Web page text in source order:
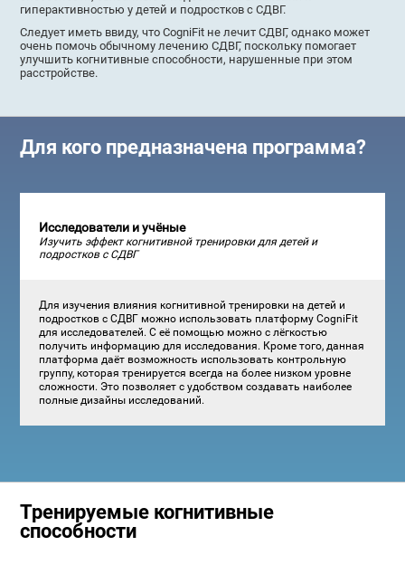
гиперактивностью у детей и подростков с СДВГ.
Следует иметь ввиду, что CogniFit не лечит СДВГ, однако может
очень помочь обычному лечению СДВГ, поскольку помогает
улучшить когнитивные способности, нарушенные при этом
расстройстве.
Для кого предназначена программа?
Исследователи и учёные
Изучить эффект когнитивной тренировки для детей и
подростков с СДВГ
Для изучения влияния когнитивной тренировки на детей и
подростков с СДВГ можно использовать платформу CogniFit
для исследователей. С её помощью можно с лёгкостью
получить информацию для исследования. Кроме того, данная
платформа даёт возможность использовать контрольную
группу, которая тренируется всегда на более низком уровне
сложности. Это позволяет с удобством создавать наиболее
полные дизайны исследований.
Тренируемые когнитивные
способности